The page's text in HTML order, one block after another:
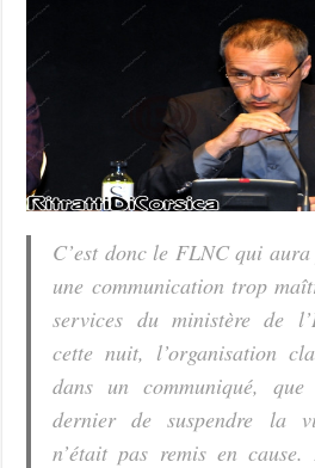
C’est donc le FLNC qui
une communication trop
services du ministère de
cette nuit, l’organisation
dans un communiqué,
dernier de suspendre la
n’était pas remis en